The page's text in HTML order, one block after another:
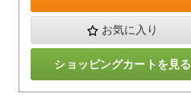
お気に入り
ショッピングカートを見る